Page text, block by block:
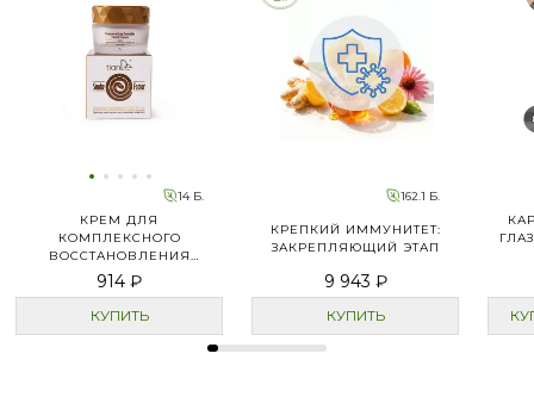
14 Б.
КРЕМ ДЛЯ
КОМПЛЕКСНОГО
ВОССТАНОВЛЕНИЯ
КОЖИ ЛИЦА
914 ₽
КУПИТЬ
162.1 Б.
КРЕПКИЙ ИММУНИТЕТ:
ЗАКРЕПЛЯЮЩИЙ ЭТАП
9 943 ₽
КУПИТЬ